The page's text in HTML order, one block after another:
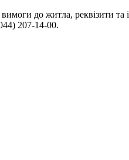
до житла, реквізити
207-14-00.